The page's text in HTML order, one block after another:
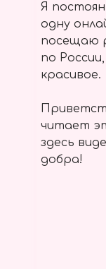
Я
одну
посещаю
по
красивое.
читает
здесь
добра!